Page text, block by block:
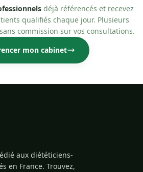
déjà référencés et recevez
qualifiés chaque jour. Plusieurs
commission sur vos consultations.
mon cabinet
aux diététiciens-
en France. Trouvez,